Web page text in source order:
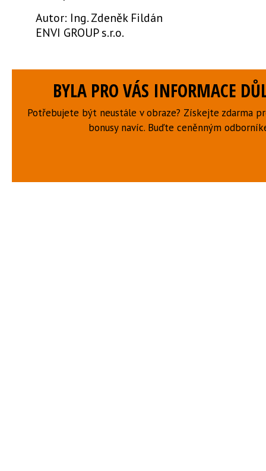
Autor: Ing. Zdeněk Fildán
ENVI GROUP s.r.o.
BYLA PRO VÁS INFORMACE
Potřebujete být neustále v obraze? Získejte zdarma
bonusy navíc. Buďte ceněnným